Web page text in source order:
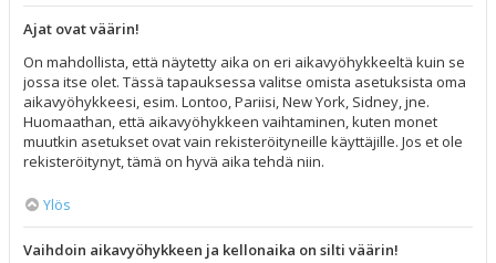
Ajat ovat väärin!
On mahdollista, että näytetty aika on eri aikavyöhykkeeltä kuin se
jossa itse olet. Tässä tapauksessa valitse omista asetuksista oma
aikavyöhykkeesi, esim. Lontoo, Pariisi, New York, Sidney, jne.
Huomaathan, että aikavyöhykkeen vaihtaminen, kuten monet
muutkin asetukset ovat vain rekisteröityneille käyttäjille. Jos et ole
rekisteröitynyt, tämä on hyvä aika tehdä niin.
Ylös
Vaihdoin aikavyöhykkeen ja kellonaika on silti väärin!